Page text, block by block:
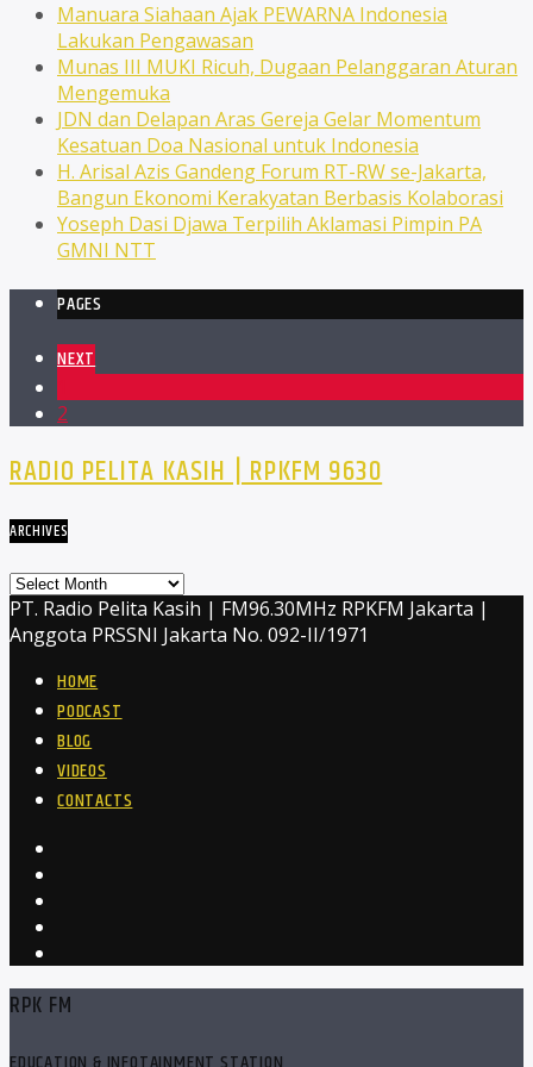
Manuara Siahaan Ajak PEWARNA Indonesia
Lakukan Pengawasan
Munas III MUKI Ricuh, Dugaan Pelanggaran Aturan
Mengemuka
JDN dan Delapan Aras Gereja Gelar Momentum
Kesatuan Doa Nasional untuk Indonesia
H. Arisal Azis Gandeng Forum RT-RW se-Jakarta,
Bangun Ekonomi Kerakyatan Berbasis Kolaborasi
Yoseph Dasi Djawa Terpilih Aklamasi Pimpin PA
GMNI NTT
PAGES
NEXT
2
RADIO PELITA KASIH | RPKFM 9630
ARCHIVES
Archives
PT. Radio Pelita Kasih | FM96.30MHz RPKFM Jakarta |
Anggota PRSSNI Jakarta No. 092-II/1971
HOME
PODCAST
BLOG
VIDEOS
CONTACTS
RPK FM